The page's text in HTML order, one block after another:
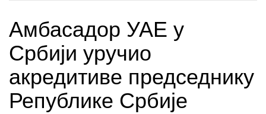
Амбасадор УАЕ у
Србији уручио
акредитиве председнику
Републике Србије